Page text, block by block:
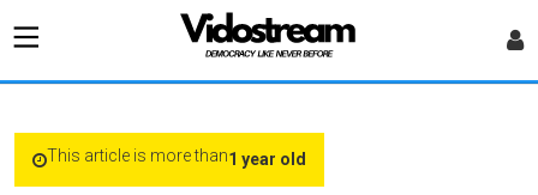
This article is more than1 year old